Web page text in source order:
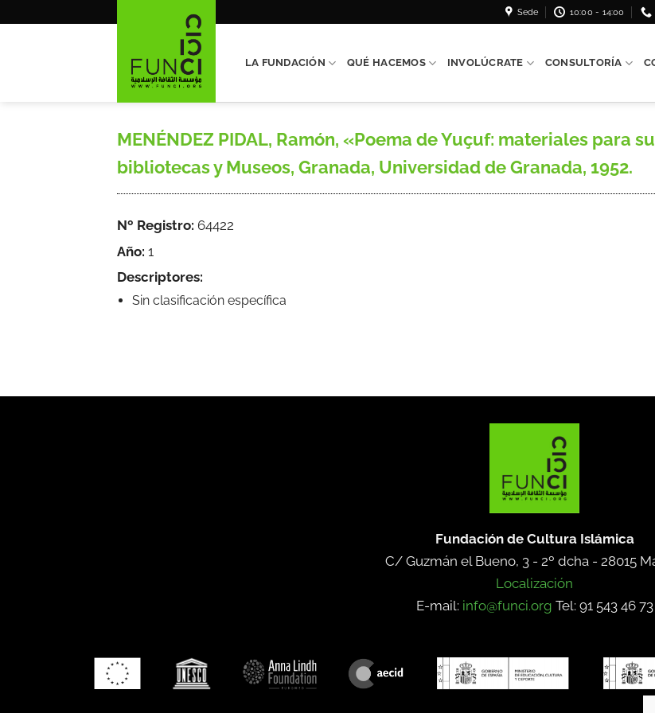
Sede 10:00 - 14:00
LA FUNDACIÓN QUÉ HACEMOS INVOLÚCRATE CONSULTORÍA
MENÉNDEZ PIDAL, Ramón, «Poema de Yuçuf: materiales para
bibliotecas y Museos, Granada, Universidad de Granada, 1952.
Nº Registro: 64422
Año: 1
Descriptores:
Sin clasificación específica
Fundación de Cultura Islámica
C/ Guzmán el Bueno, 3 - 2º dcha - 28015
Localización
E-mail: info@funci.org Tel: 91 543 46 73